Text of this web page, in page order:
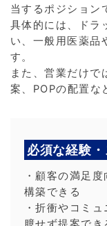
当するポジション
具体的には、ドラ
い、一般用医薬品
す。
また、営業だけで
案、POPの配置な
必須な経験
・顧客の満足
構築できる
・折衝やコミ